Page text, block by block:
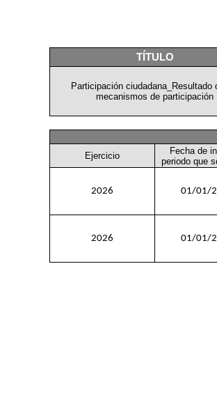
TÍTULO
Participación ciudadana_Resultado
mecanismos de participación
Ejercicio
Fecha de
periodo que
2026 01/01/
2026 01/01/